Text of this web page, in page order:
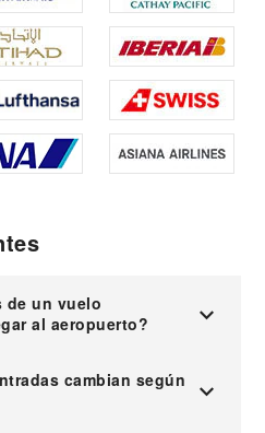
de un vuelo
al aeropuerto?
cambian según